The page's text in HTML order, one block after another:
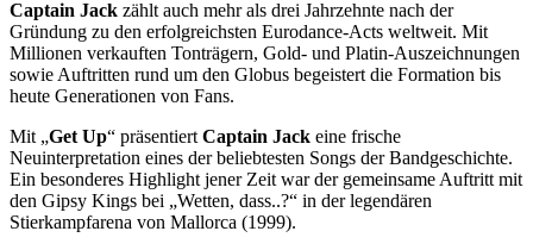
Captain Jack zählt auch mehr als drei Jahrzehnte nach der
Gründung zu den erfolgreichsten Eurodance-Acts weltweit. Mit
Millionen verkauften Tonträgern, Gold- und Platin-Auszeichnungen
sowie Auftritten rund um den Globus begeistert die Formation bis
heute Generationen von Fans.
Mit „Get Up“ präsentiert Captain Jack eine frische
Neuinterpretation eines der beliebtesten Songs der Bandgeschichte.
Ein besonderes Highlight jener Zeit war der gemeinsame Auftritt mit
den Gipsy Kings bei „Wetten, dass..?“ in der legendären
Stierkampfarena von Mallorca (1999).